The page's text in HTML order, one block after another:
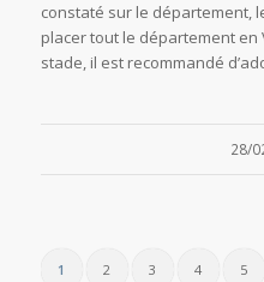
constaté sur le département,
placer tout le département en
stade, il est recommandé
28/
1 2 3 4 5